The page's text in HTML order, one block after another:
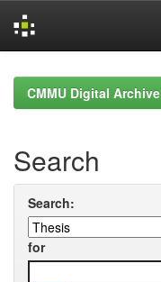
navigationCMMU Digital Archive
Search
Search:
for